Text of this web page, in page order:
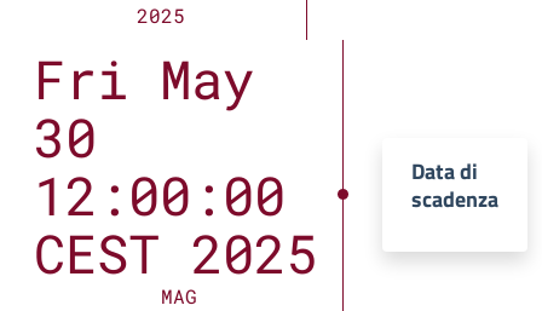
2025
Fri May
30
12:00:00
CEST 2025
MAG
Data di
scadenza